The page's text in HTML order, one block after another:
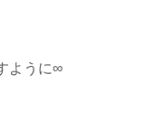
ように∞